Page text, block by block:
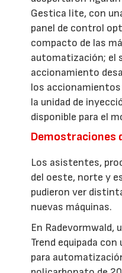
Gestica lite, con
panel de control
compacto de las
automatización; el
accionamiento
los
la unidad de
disponible para el
Demostraciones
Los asistentes,
del oeste, norte y
pudieron ver
nuevas máquinas.
En Radevormwald,
Trend equipada
para